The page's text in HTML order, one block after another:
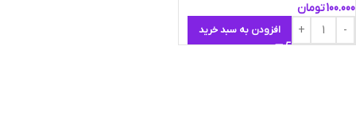
100.000تومان
افزودن به سبد خرید